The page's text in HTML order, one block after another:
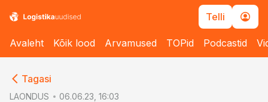
Telli
Avaleht Kõik lood Arvamused TOPid Podcastid
Tagasi
LAONDUS 06.06.23, 16:03